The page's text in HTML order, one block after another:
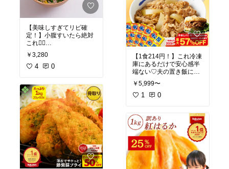
【美味しすぎてリピ確
定！】小腹すいたら絶対
#オリジナル写真
￥3,280
4 0
【1食214円！】これ冷凍
庫にあるだけで安心感半
端ない♡夫の置き飯に
も！
￥5,999〜
1 0